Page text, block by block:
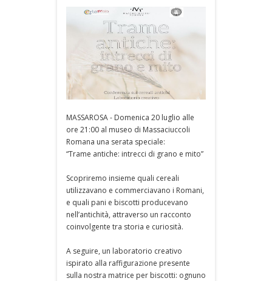
MASSAROSA - Domenica 20 luglio alle
ore 21:00 al museo di Massaciuccoli
Romana una serata speciale:
“Trame antiche: intrecci di grano e mito”
Scopriremo insieme quali cereali
utilizzavano e commerciavano i Romani,
e quali pani e biscotti producevano
nell’antichità, attraverso un racconto
coinvolgente tra storia e curiosità.
A seguire, un laboratorio creativo
ispirato alla raffigurazione presente
sulla nostra matrice per biscotti: ognuno